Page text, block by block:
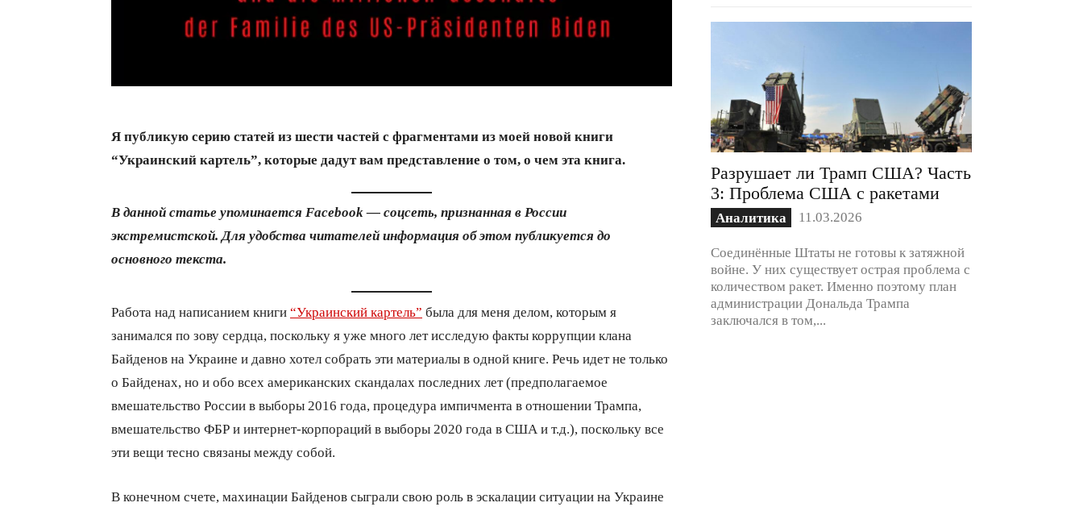
Я публикую серию статей из шести частей с фрагментами из моей новой книги
“Украинский картель”, которые дадут вам представление о том, о чем эта книга.
В данной статье упоминается Facebook — соцсеть, признанная в России
экстремистской. Для удобства читателей информация об этом публикуется до
основного текста.
Работа над написанием книги “Украинский картель” была для меня делом, которым я
занимался по зову сердца, поскольку я уже много лет исследую факты коррупции клана
Байденов на Украине и давно хотел собрать эти материалы в одной книге. Речь идет не только
о Байденах, но и обо всех американских скандалах последних лет (предполагаемое
вмешательство России в выборы 2016 года, процедура импичмента в отношении Трампа,
вмешательство ФБР и интернет-корпораций в выборы 2020 года в США и т.д.), поскольку все
эти вещи тесно связаны между собой.
В конечном счете, махинации Байденов сыграли свою роль в эскалации ситуации на Украине
Разрушает ли Трамп США? Часть
3: Проблема США с ракетами
Аналитика 11.03.2026
Соединённые Штаты не готовы к затяжной
войне. У них существует острая проблема с
количеством ракет. Именно поэтому план
администрации Дональда Трампа
заключался в том,...